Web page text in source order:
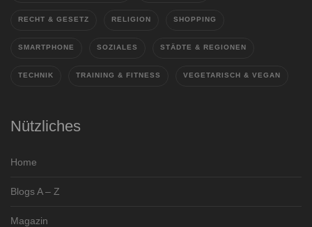
RECHT & GESETZ RELIGION SHOPPING
SMARTPHONE SOZIALES STÄDTE & REGIONEN
TECHNIK TRAINING & FITNESS VEGETARISCH & VEGAN
Nützliches
Home
Blogs A – Z
Magazin